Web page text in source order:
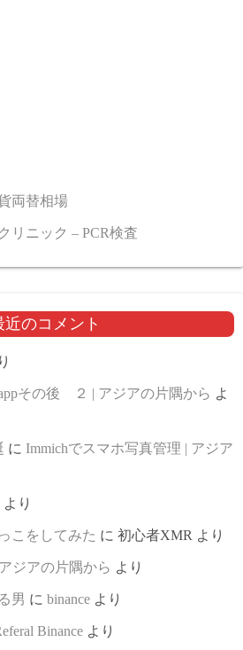
両替相場
リニック – PCR検査
近のコメント
その後 ２ | アジアの片隅から よ
に Immichでスマホ写真管理 | アジア
より
こをしてみた に 初心者XMR より
ジアの片隅から より
男 に binance より
Binance より